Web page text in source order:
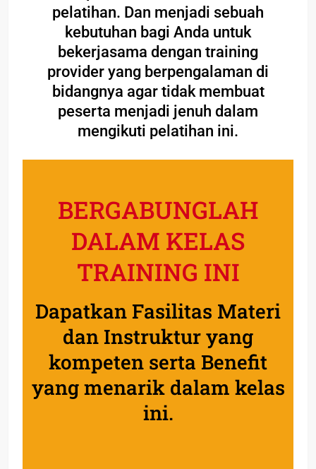
pelatihan. Dan menjadi sebuah
kebutuhan bagi Anda untuk
bekerjasama dengan training
provider yang berpengalaman di
bidangnya agar tidak membuat
peserta menjadi jenuh dalam
mengikuti pelatihan ini.
BERGABUNGLAH
DALAM KELAS
TRAINING INI
Dapatkan Fasilitas Materi
dan Instruktur yang
kompeten serta Benefit
yang menarik dalam kelas
ini.